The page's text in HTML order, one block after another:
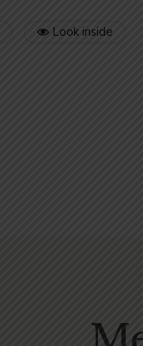
Look inside